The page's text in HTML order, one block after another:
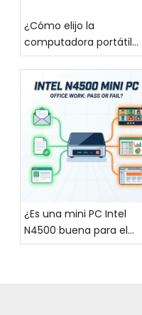
¿Cómo elijo la
computadora portátil
adecuada para mí?
¿Es una mini PC Intel
N4500 buena para el
trabajo diario de